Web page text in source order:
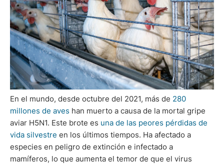
En el mundo, desde octubre del 2021, más de 280
millones de aves han muerto a causa de la mortal gripe
aviar H5N1. Este brote es una de las peores pérdidas de
vida silvestre en los últimos tiempos. Ha afectado a
especies en peligro de extinción e infectado a
mamíferos, lo que aumenta el temor de que el virus